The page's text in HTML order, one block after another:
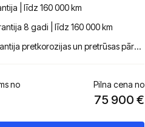
| līdz 160 000 km
8 gadi | līdz 160 000 km
un pret­rūsas pārklājumiem virsbūves lokšņu metālam
no Pilna cena no
75 900 €